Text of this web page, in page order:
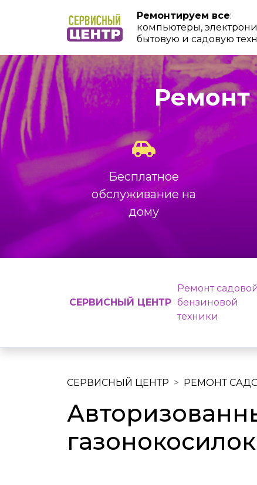
Ремонтируем все:
компьютеры,
бытовую и садовую
Ремонт
Бесплатное
обслуживание на
дому
СЕРВИСНЫЙ ЦЕНТР
Ремонт
бензиновой
техники
СЕРВИСНЫЙ ЦЕНТР РЕМОНТ